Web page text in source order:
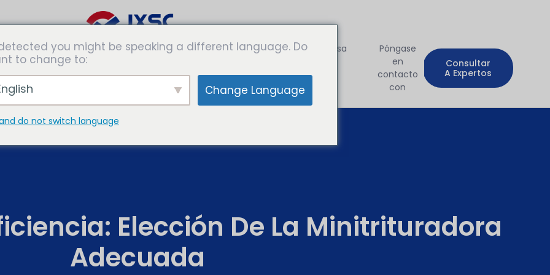
Soluciones Especialidades
Medios de
Empresa
Póngase
en
contacto
con
Consultar
A Expertos
Elección De La Minitrituradora
Adecuada
you might be speaking a different language. Do
to change to:
Change Language
do not switch language